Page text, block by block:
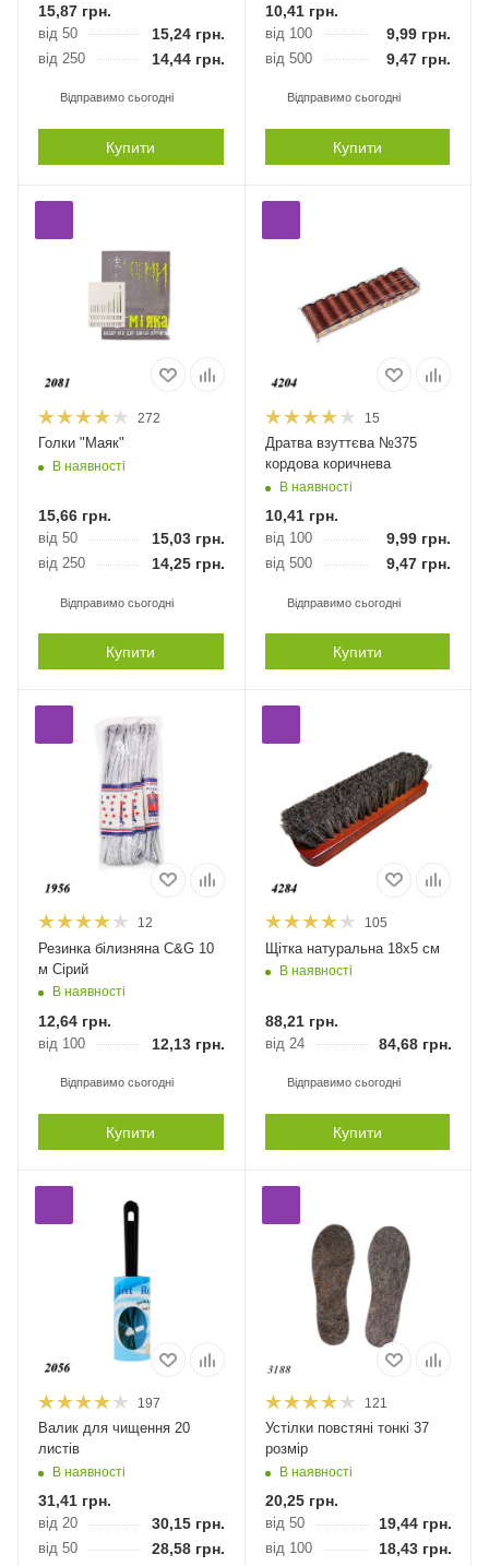
15,87 грн.
від 50 15,24 грн.
від 250 14,44 грн.
Відправимо сьогодні
Купити
10,41грн.
від 100 9,99 грн.
від 500 9,47 грн.
Відправимо сьогодні
Купити
272
Голки "Маяк"
В наявності
15,66 грн.
від 50 15,03 грн.
від 250 14,25 грн.
Відправимо сьогодні
Купити
15
Дратва взуттєва №375
кордова коричнева
В наявності
10,41грн.
від 100 9,99 грн.
від 500 9,47 грн.
Відправимо сьогодні
Купити
12
Резинка білизняна C&G 10
м Сірий
В наявності
12,64 грн.
від 100 12,13 грн.
Відправимо сьогодні
Купити
105
Щітка натуральна 18х5 см
В наявності
88,21грн.
від 24 84,68грн.
Відправимо сьогодні
Купити
197
Валик для чищення 20
листів
В наявності
31,41 грн.
від 20 30,15 грн.
від 50 28,58 грн.
121
Устілки повстяні тонкі 37
розмір
В наявності
20,25грн.
від 50 19,44грн.
від 100 18,43грн.